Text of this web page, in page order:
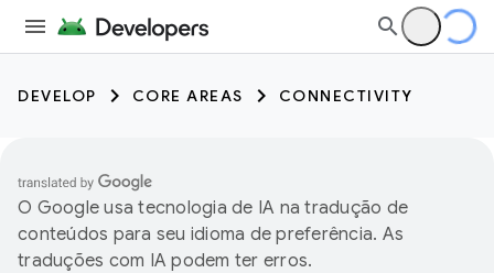
DEVELOP CORE AREAS CONNECTIVITY
O Google usa tecnologia de IA na tradução de
conteúdos para seu idioma de preferência. As
traduções com IA podem ter erros.